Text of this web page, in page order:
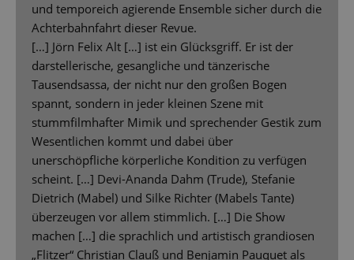
und temporeich agierende Ensemble sicher durch die
Achterbahnfahrt dieser Revue.
[…] Jörn Felix Alt […] ist ein Glücksgriff. Er ist der
darstellerische, gesangliche und tänzerische
Tausendsassa, der nicht nur den großen Bogen
spannt, sondern in jeder kleinen Szene mit
stummfilmhafter Mimik und sprechender Gestik zum
Wesentlichen kommt und dabei über
unerschöpfliche körperliche Kondition zu verfügen
scheint. […] Devi-Ananda Dahm (Trude), Stefanie
Dietrich (Mabel) und Silke Richter (Mabels Tante)
überzeugen vor allem stimmlich. […] Die Show
machen […] die sprachlich und artistisch grandiosen
„Flitzer“ Christian Clauß und Benjamin Pauquet als